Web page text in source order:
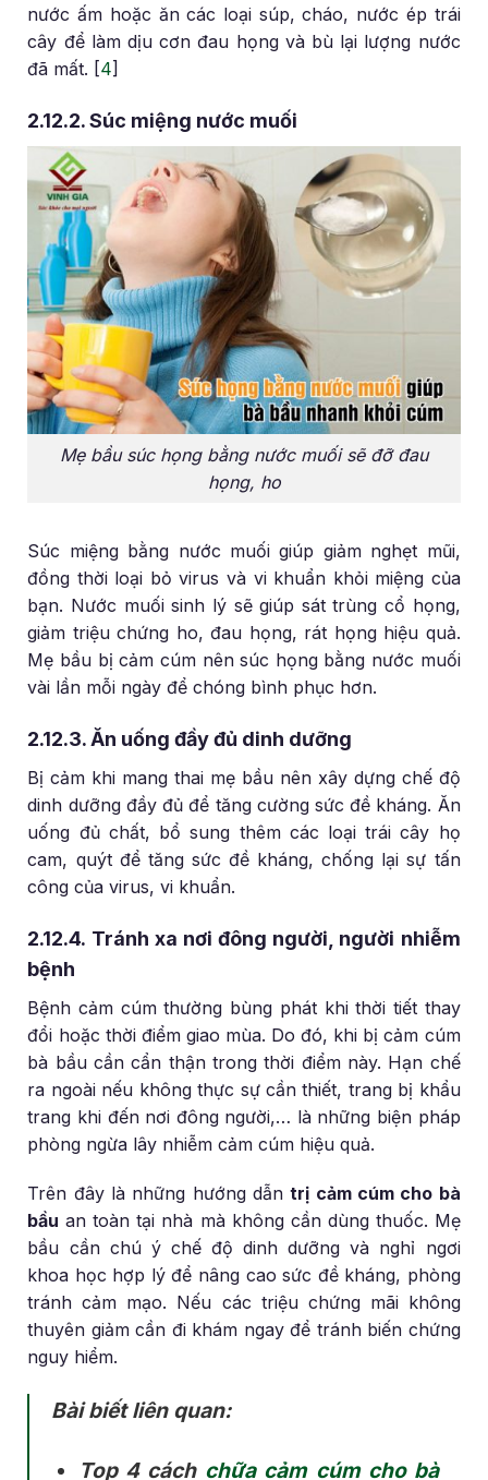
nước ấm hoặc ăn các loại súp, cháo, nước ép trái
cây để làm dịu cơn đau họng và bù lại lượng nước
đã mất. [4]
2.12.2. Súc miệng nước muối
Mẹ bầu súc họng bằng nước muối sẽ đỡ đau
họng, ho
Súc miệng bằng nước muối giúp giảm nghẹt mũi,
đồng thời loại bỏ virus và vi khuẩn khỏi miệng của
bạn. Nước muối sinh lý sẽ giúp sát trùng cổ họng,
giảm triệu chứng ho, đau họng, rát họng hiệu quả.
Mẹ bầu bị cảm cúm nên súc họng bằng nước muối
vài lần mỗi ngày để chóng bình phục hơn.
2.12.3. Ăn uống đầy đủ dinh dưỡng
Bị cảm khi mang thai mẹ bầu nên xây dựng chế độ
dinh dưỡng đầy đủ để tăng cường sức đề kháng. Ăn
uống đủ chất, bổ sung thêm các loại trái cây họ
cam, quýt để tăng sức đề kháng, chống lại sự tấn
công của virus, vi khuẩn.
2.12.4. Tránh xa nơi đông người, người nhiễm
bệnh
Bệnh cảm cúm thường bùng phát khi thời tiết thay
đổi hoặc thời điểm giao mùa. Do đó, khi bị cảm cúm
bà bầu cần cẩn thận trong thời điểm này. Hạn chế
ra ngoài nếu không thực sự cần thiết, trang bị khẩu
trang khi đến nơi đông người,… là những biện pháp
phòng ngừa lây nhiễm cảm cúm hiệu quả.
Trên đây là những hướng dẫntrị cảm cúm cho bà
bầu an toàn tại nhà mà không cần dùng thuốc. Mẹ
bầu cần chú ý chế độ dinh dưỡng và nghỉ ngơi
khoa học hợp lý để nâng cao sức đề kháng, phòng
tránh cảm mạo. Nếu các triệu chứng mãi không
thuyên giảm cần đi khám ngay để tránh biến chứng
nguy hiểm.
Bài biết liên quan:
Top 4 cách chữa cảm cúm cho bà